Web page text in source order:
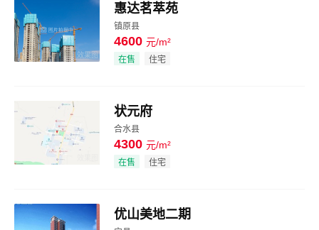
效果图
惠达茗萃苑
镇原县
4600 元/m²
在售 住宅
状元府
合水县
4300 元/m²
在售 住宅
优山美地二期